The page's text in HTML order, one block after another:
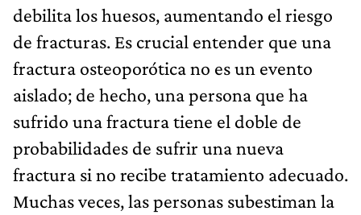
debilita los huesos, aumentando el riesgo
de fracturas. Es crucial entender que una
fractura osteoporótica no es un evento
aislado; de hecho, una persona que ha
sufrido una fractura tiene el doble de
probabilidades de sufrir una nueva
fractura si no recibe tratamiento adecuado.
Muchas veces, las personas subestiman la